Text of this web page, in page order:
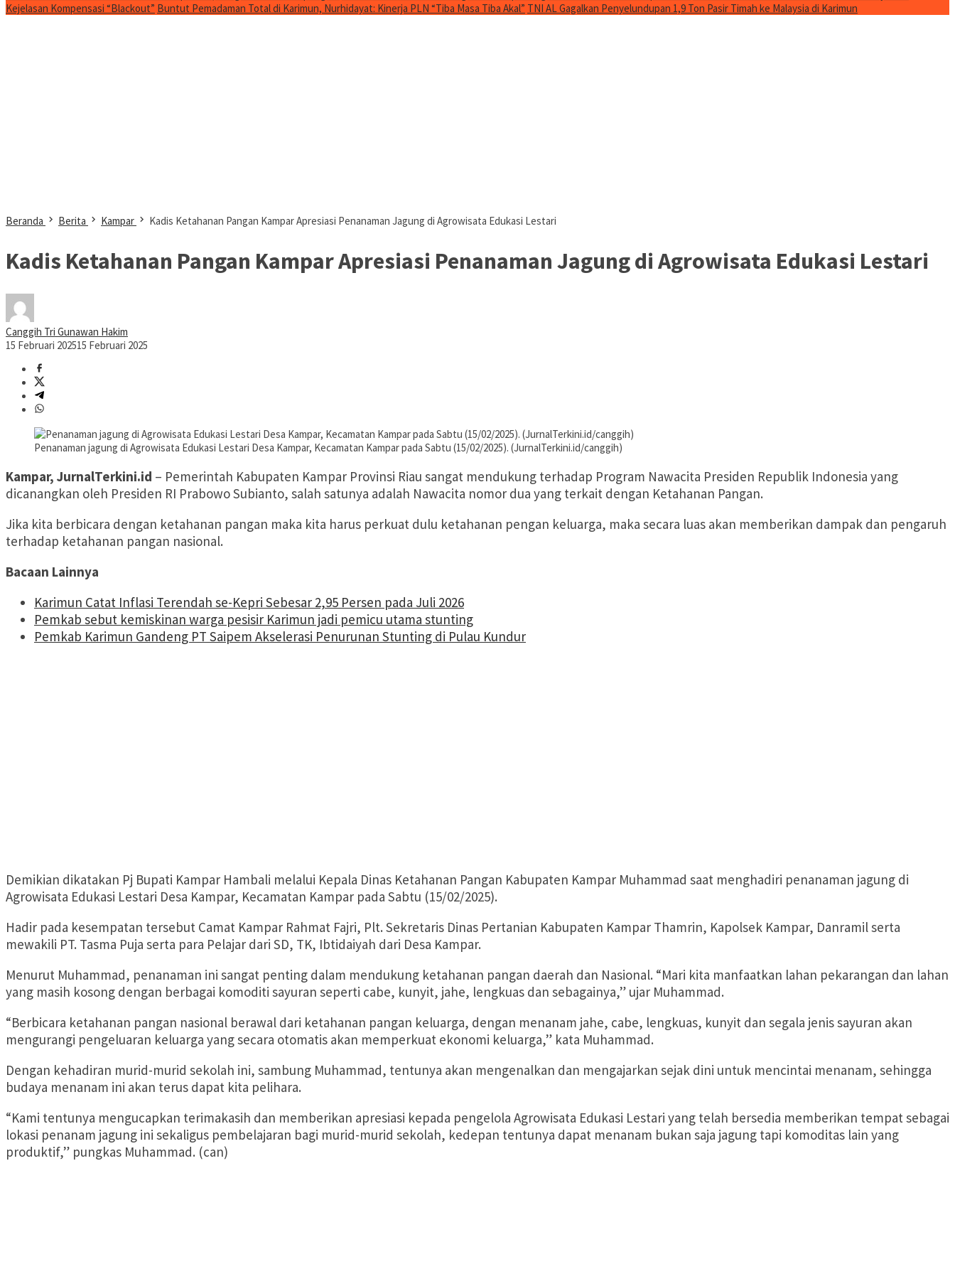
Kejelasan Kompensasi “Blackout” Buntut Pemadaman Total di Karimun, Nurhidayat: Kinerja PLN “Tiba Masa Tiba Akal” TNI AL Gagalkan Penyelundupan 1,9 Ton Pasir Timah ke Malaysia di Karimun
Beranda Berita Kampar Kadis Ketahanan Pangan Kampar Apresiasi Penanaman Jagung di Agrowisata Edukasi Lestari
Kadis Ketahanan Pangan Kampar Apresiasi Penanaman Jagung di Agrowisata Edukasi Lestari
Canggih Tri Gunawan Hakim
15 Februari 202515 Februari 2025
Penanaman jagung di Agrowisata Edukasi Lestari Desa Kampar, Kecamatan Kampar pada Sabtu (15/02/2025). (JurnalTerkini.id/canggih)
Kampar, JurnalTerkini.id – Pemerintah Kabupaten Kampar Provinsi Riau sangat mendukung terhadap Program Nawacita Presiden Republik Indonesia yang
dicanangkan oleh Presiden RI Prabowo Subianto, salah satunya adalah Nawacita nomor dua yang terkait dengan Ketahanan Pangan.
Jika kita berbicara dengan ketahanan pangan maka kita harus perkuat dulu ketahanan pengan keluarga, maka secara luas akan memberikan dampak dan pengaruh
terhadap ketahanan pangan nasional.
Bacaan Lainnya
Karimun Catat Inflasi Terendah se-Kepri Sebesar 2,95 Persen pada Juli 2026
Pemkab sebut kemiskinan warga pesisir Karimun jadi pemicu utama stunting
Pemkab Karimun Gandeng PT Saipem Akselerasi Penurunan Stunting di Pulau Kundur
Demikian dikatakan Pj Bupati Kampar Hambali melalui Kepala Dinas Ketahanan Pangan Kabupaten Kampar Muhammad saat menghadiri penanaman jagung di
Agrowisata Edukasi Lestari Desa Kampar, Kecamatan Kampar pada Sabtu (15/02/2025).
Hadir pada kesempatan tersebut Camat Kampar Rahmat Fajri, Plt. Sekretaris Dinas Pertanian Kabupaten Kampar Thamrin, Kapolsek Kampar, Danramil serta
mewakili PT. Tasma Puja serta para Pelajar dari SD, TK, Ibtidaiyah dari Desa Kampar.
Menurut Muhammad, penanaman ini sangat penting dalam mendukung ketahanan pangan daerah dan Nasional. “Mari kita manfaatkan lahan pekarangan dan lahan
yang masih kosong dengan berbagai komoditi sayuran seperti cabe, kunyit, jahe, lengkuas dan sebagainya,” ujar Muhammad.
“Berbicara ketahanan pangan nasional berawal dari ketahanan pangan keluarga, dengan menanam jahe, cabe, lengkuas, kunyit dan segala jenis sayuran akan
mengurangi pengeluaran keluarga yang secara otomatis akan memperkuat ekonomi keluarga,” kata Muhammad.
Dengan kehadiran murid-murid sekolah ini, sambung Muhammad, tentunya akan mengenalkan dan mengajarkan sejak dini untuk mencintai menanam, sehingga
budaya menanam ini akan terus dapat kita pelihara.
“Kami tentunya mengucapkan terimakasih dan memberikan apresiasi kepada pengelola Agrowisata Edukasi Lestari yang telah bersedia memberikan tempat sebagai
lokasi penanam jagung ini sekaligus pembelajaran bagi murid-murid sekolah, kedepan tentunya dapat menanam bukan saja jagung tapi komoditas lain yang
produktif,” pungkas Muhammad. (can)